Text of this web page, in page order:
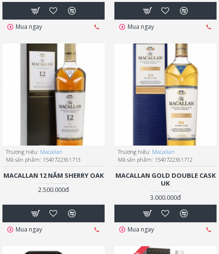
Mua ngay Mua ngay
Thương hiệu: Macallan
Mã sản phẩm: 1540722361713
MACALLAN 12 NĂM SHERRY OAK
2.500.000đ
Mua ngay
Thương hiệu: Macallan
Mã sản phẩm: 1540722361712
MACALLAN GOLD DOUBLE CASK
UK
3.000.000đ
Mua ngay